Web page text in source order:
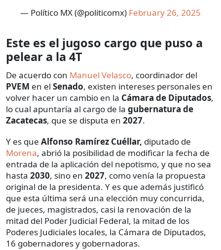
— Político MX (@politicomx) February 26, 2025
Este es el jugoso cargo que puso a
pelear a la 4T
De acuerdo con Manuel Velasco, coordinador del
PVEM en el Senado, existen intereses personales en
volver hacer un cambio en la Cámara de Diputados,
lo cual apuntaría al cargo de la gubernatura de
Zacatecas, que se disputa en 2027.
Y es que Alfonso Ramírez Cuéllar, diputado de
Morena, abrió la posibilidad de modificar la fecha de
entrada de la aplicación del nepotismo, y que no sea
hasta 2030, sino en 2027, como venía la propuesta
original de la presidenta. Y es que además justificó
que esta última será una elección muy concurrida,
de jueces, magistrados, casi la renovación de la
mitad del Poder Judicial Federal, la mitad de los
Poderes Judiciales locales, la Cámara de Diputados,
16 gobernadores y gobernadoras.